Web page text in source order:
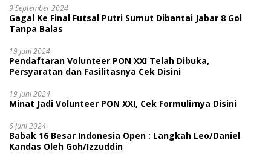
9 September 2024
Gagal Ke Final Futsal Putri Sumut Dibantai Jabar 8 Gol
Tanpa Balas
19 Juni 2024
Pendaftaran Volunteer PON XXI Telah Dibuka,
Persyaratan dan Fasilitasnya Cek Disini
19 Juni 2024
Minat Jadi Volunteer PON XXI, Cek Formulirnya Disini
6 Juni 2024
Babak 16 Besar Indonesia Open : Langkah Leo/Daniel
Kandas Oleh Goh/Izzuddin